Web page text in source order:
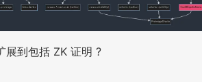
到包括 ZK 证明 ?